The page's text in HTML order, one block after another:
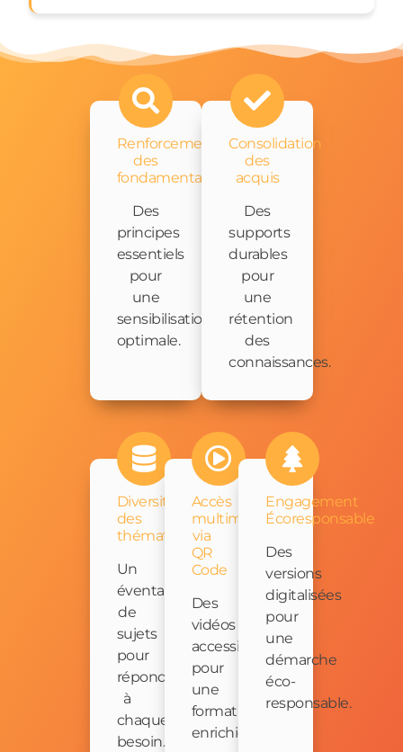
Renforcement
des
fondamentaux
Des
principes
essentiels
pour
une
sensibilisation
optimale.
Consolidation
des
acquis
Des
supports
durables
pour
une
rétention
des
connaissances.
Diversité
des
thématiques
Un
éventail
de
sujets
pour
répondre
à
chaque
besoin.
Accès
multimédia
via
QR
Code
Des
vidéos
accessibles
pour
une
formation
enrichie.
Engagement
Écoresponsable
Des
versions
digitalisées
pour
une
démarche
éco-
responsable.